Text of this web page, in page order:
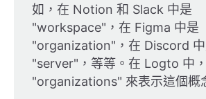
如，在 Notion 和 Slack 中是
"workspace"，在 Figma 中是
"organization"，在 Discord
"server"，等等。在 Logto 中
"organizations" 來表示這個概